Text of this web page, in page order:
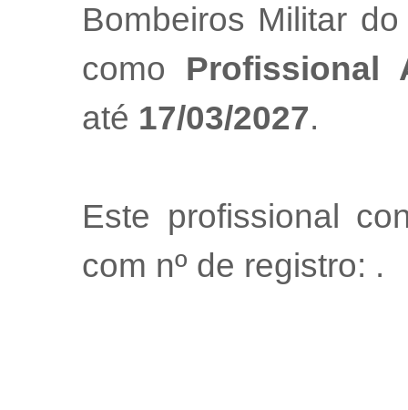
Bombeiros Militar
como Profissional
até 17/03/2027.
Este profissional
com nº de registro: .